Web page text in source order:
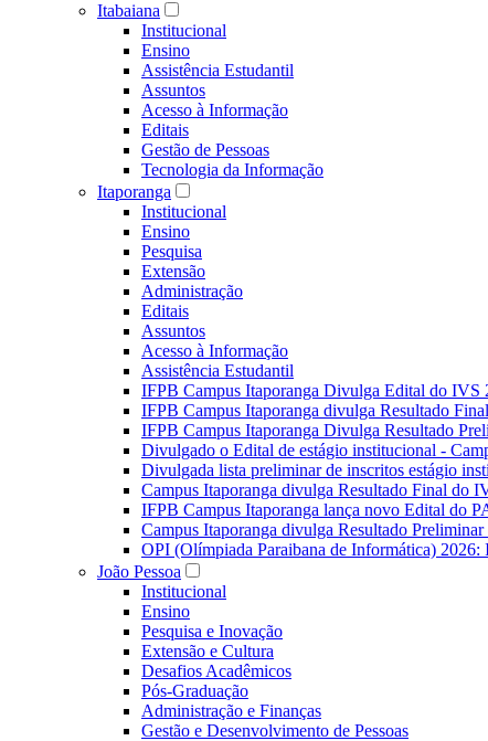
Itabaiana
Institucional
Ensino
Assistência Estudantil
Assuntos
Acesso à Informação
Editais
Gestão de Pessoas
Tecnologia da Informação
Itaporanga
Institucional
Ensino
Pesquisa
Extensão
Administração
Editais
Assuntos
Acesso à Informação
Assistência Estudantil
IFPB Campus Itaporanga Divulga Edital do IVS
IFPB Campus Itaporanga divulga Resultado
IFPB Campus Itaporanga Divulga Resultado
Divulgado o Edital de estágio institucional -
Divulgada lista preliminar de inscritos estágio
Campus Itaporanga divulga Resultado Final do
IFPB Campus Itaporanga lança novo Edital do
Campus Itaporanga divulga Resultado
OPI (Olímpiada Paraibana de Informática) 2026:
João Pessoa
Institucional
Ensino
Pesquisa e Inovação
Extensão e Cultura
Desafios Acadêmicos
Pós-Graduação
Administração e Finanças
Gestão e Desenvolvimento de Pessoas